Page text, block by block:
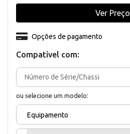
Compativel com:
ou selecione um modelo:
Equipamento
Opções de pagamento
Ver Preço